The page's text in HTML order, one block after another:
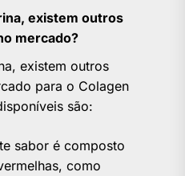
existem outros
mercado?
existem outros
para o Colagen
são:
sabor é composto
como